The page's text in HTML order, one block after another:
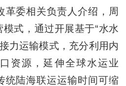
委相关负责人介绍，周
式，通过开展基于“水水
力运输模式，充分利用内
资源，延伸全球水运业
统陆海联运运输时间可缩